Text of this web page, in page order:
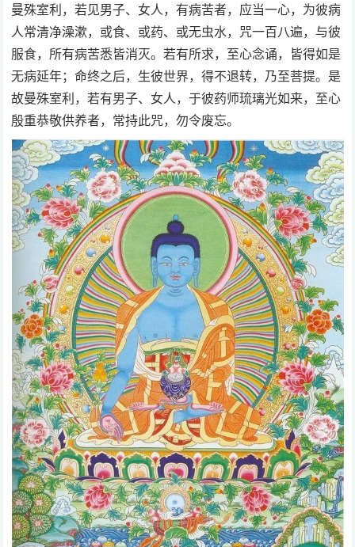
曼殊室利，若见男子、女人，有病苦者，应当一心，为彼病
人常清净澡漱，或食、或药、或无虫水，咒一百八遍，与彼
服食，所有病苦悉皆消灭。若有所求，至心念诵，皆得如是
无病延年；命终之后，生彼世界，得不退转，乃至菩提。是
故曼殊室利，若有男子、女人，于彼药师琉璃光如来，至心
殷重恭敬供养者，常持此咒，勿令废忘。